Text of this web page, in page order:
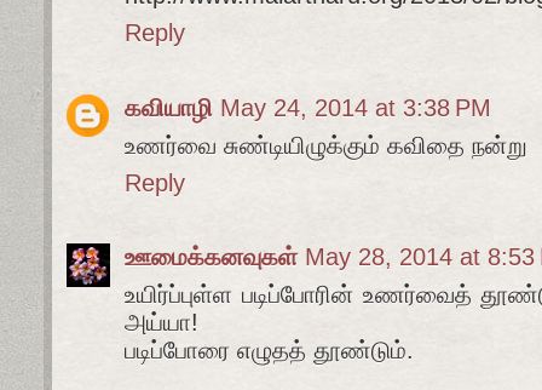
Reply
கவியாழி May 24, 2014 at 3:38 PM
உணர்வை சுண்டியிழுக்கும் கவிதை நன்று
Reply
ஊமைக்கனவுகள் May 28, 2014 at 8:53
உயிர்ப்புள்ள படிப்போரின் உணர்வைத்
அய்யா!
படிப்போரை எழுதத் தூண்டும்.